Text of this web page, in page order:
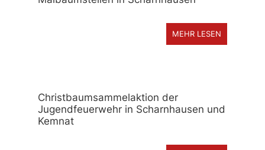
MEHR LESEN
Christbaumsammelaktion der
Jugendfeuerwehr in Scharnhausen und
Kemnat